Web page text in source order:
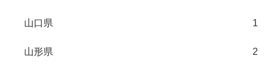
山口県 1
山形県 2